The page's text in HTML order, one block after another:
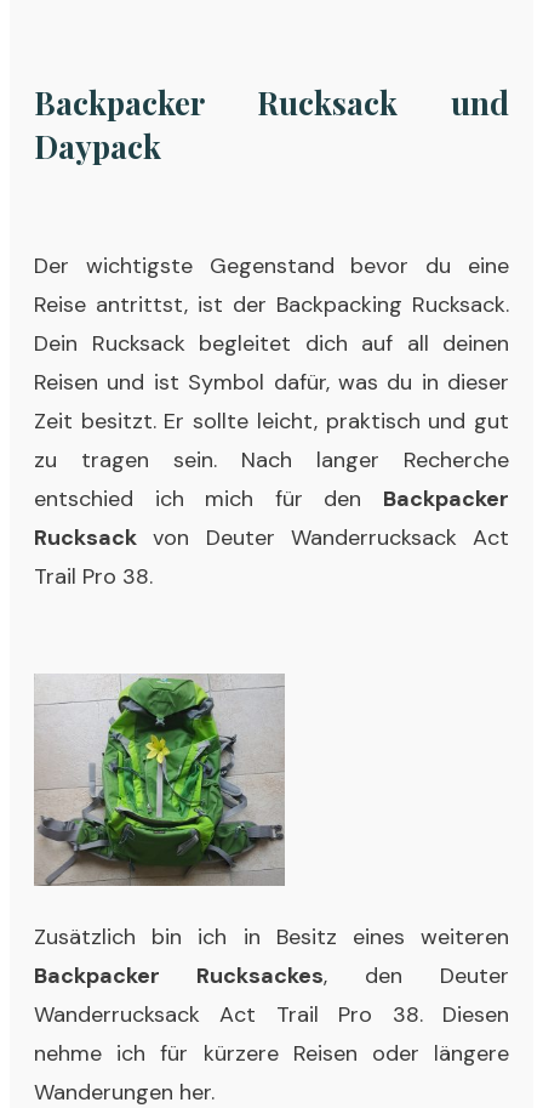
Backpacker Rucksack und
Daypack
Der wichtigste Gegenstand bevor du eine
Reise antrittst, ist der Backpacking Rucksack.
Dein Rucksack begleitet dich auf all deinen
Reisen und ist Symbol dafür, was du in dieser
Zeit besitzt. Er sollte leicht, praktisch und gut
zu tragen sein. Nach langer Recherche
entschied ich mich für den Backpacker
Rucksack von Deuter Wanderrucksack Act
Trail Pro 38.
Zusätzlich bin ich in Besitz eines weiteren
Backpacker Rucksackes, den Deuter
Wanderrucksack Act Trail Pro 38. Diesen
nehme ich für kürzere Reisen oder längere
Wanderungen her.